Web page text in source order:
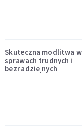
Skuteczna modlitwa w
sprawach trudnych i
beznadziejnych